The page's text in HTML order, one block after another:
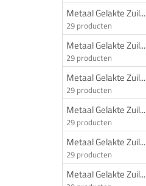
Metaal Gelakte Zuil...
29 producten
Metaal Gelakte Zuil...
29 producten
Metaal Gelakte Zuil...
29 producten
Metaal Gelakte Zuil...
29 producten
Metaal Gelakte Zuil...
29 producten
Metaal Gelakte Zuil...